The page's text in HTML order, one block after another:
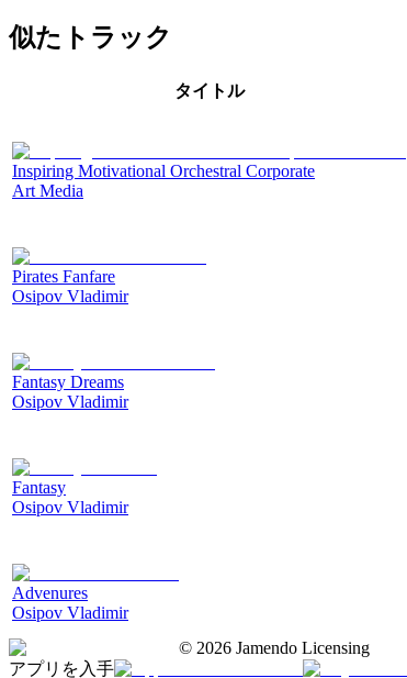
似たトラック
タイトル
Inspiring Motivational Orchestral Corporate
Art Media
Pirates Fanfare
Osipov Vladimir
Fantasy Dreams
Osipov Vladimir
Fantasy
Osipov Vladimir
Advenures
Osipov Vladimir
© 2026 Jamendo Licensing
アプリを入手